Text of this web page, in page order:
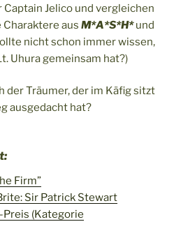
Jelico und vergleichen
aus M*A*S*H*und
nicht schon immer wissen,
Uhura gemeinsam hat?)
der Träumer, der im Käfig sitzt
ausgedacht hat?
Firm”
Sir Patrick Stewart
Preis (Kategorie